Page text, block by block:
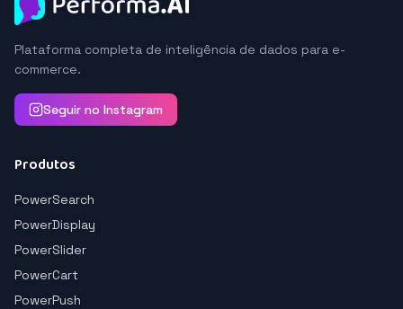
Plataforma completa de inteligência de dados para e-
commerce.
Seguir no Instagram
Produtos
PowerSearch
PowerDisplay
PowerSlider
PowerCart
PowerPush